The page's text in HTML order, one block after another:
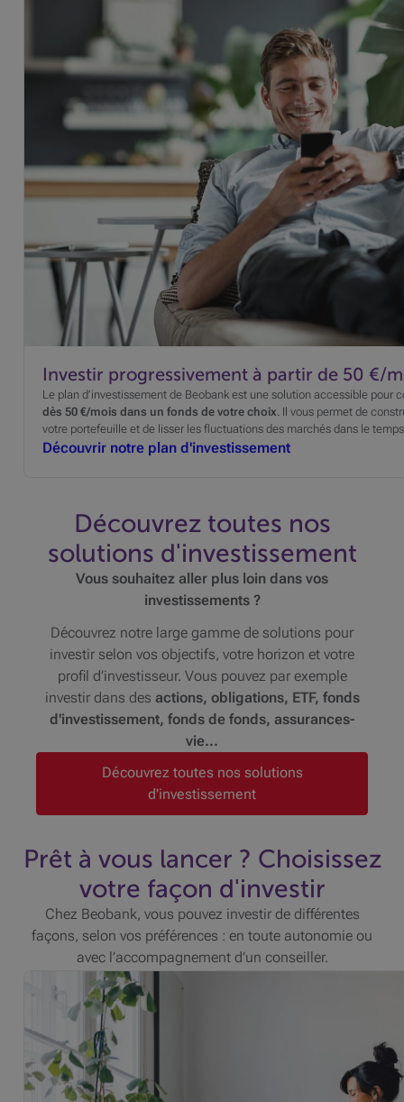
Investir progressivement à partir de 50 €/
Le plan d’investissement de Beobank est une solution accessible pour
dès 50 €/mois dans un fonds de votre choix. Il vous permet de
votre portefeuille et de lisser les fluctuations des marchés dans le
Découvrir notre plan d'investissement
Découvrez toutes nos
solutions d'investissement
Vous souhaitez aller plus loin dans vos
investissements ?
Découvrez notre large gamme de solutions pour
investir selon vos objectifs, votre horizon et votre
profil d’investisseur. Vous pouvez par exemple
investir dans des actions, obligations, ETF, fonds
d'investissement, fonds de fonds, assurances-
vie...
Découvrez toutes nos solutions
d'investissement
Prêt à vous lancer ? Choisissez
votre façon d'investir
Chez Beobank, vous pouvez investir de différentes
façons, selon vos préférences : en toute autonomie ou
avec l’accompagnement d’un conseiller.